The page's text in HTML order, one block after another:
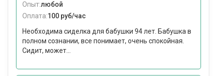
Опыт:любой
Оплата:100 руб/час
Необходима сиделка для бабушки 94 лет. Бабушка в
полном сознании, все понимает, очень спокойная.
Сидит, может...